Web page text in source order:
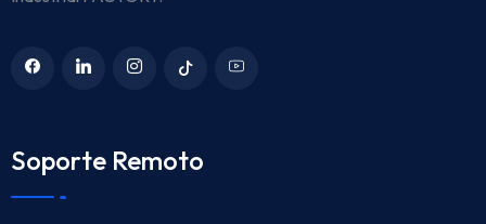
Soporte Remoto